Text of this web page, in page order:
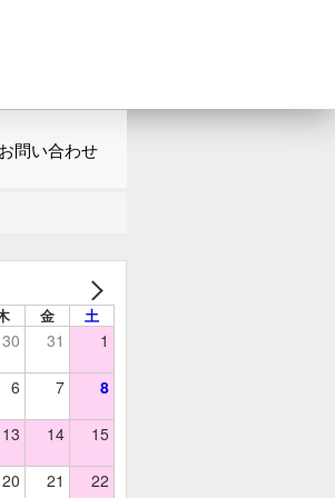
お問い合わせ
金 土
30 31 1
6 7 8
13 14 15
20 21 22